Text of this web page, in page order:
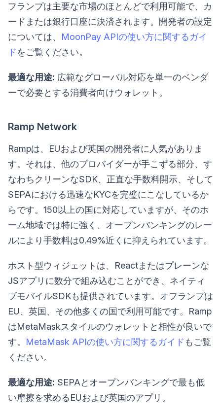
フランプは主要な市場のほとんどで利用可能で、カ
ードまたは銀行口座に決済されます。開発者の設定
については、 MoonPay APIの使い方に関するガイ
ドをご覧ください。
最適な用途: 広範なグローバル対応を単一のベンダ
ーで必要とする消費者向けウォレット。
Ramp Network
Rampは、EUおよび英国の開発者に人気がありま
す。それは、他のプロバイダーが手こずる部分、す
なわちクリーンなSDK、正直な手数料開示、そして
SEPAにおける迅速なKYCを完璧にこなしているか
らです。150以上の国に対応していますが、そのホ
ーム地域では特に強く、オープンバンキングのレー
ルにより手数料は0.49%近くに抑えられています。
ホスト型ウィジェットは、Reactまたはプレーンな
JSアプリに数分で組み込むことができ、ネイティ
ブモバイルSDKも提供されています。オフランプは
EU、英国、その他多くの国で利用可能です。Ramp
はMetaMaskスタイルのウォレットと相性が良いで
す。 MetaMask APIの使い方に関するガイド もご覧
ください。
最適な用途: SEPAとオープンバンキングで最も低
い摩擦を求めるEUおよび英国のアプリ。